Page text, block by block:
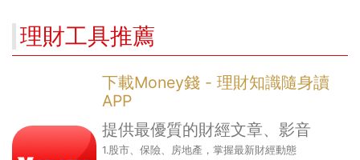
理財工具推薦
下載Money錢 - 理財知識隨身讀
APP
提供最優質的財經文章、影音
1.股市、保險、房地產，掌握最新財經動態